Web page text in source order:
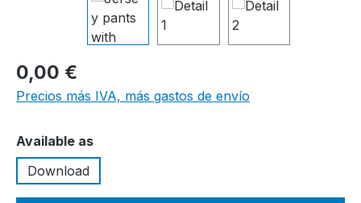
0,00 €
Precios más IVA, más gastos de envío
Seleccione
Available as
Download